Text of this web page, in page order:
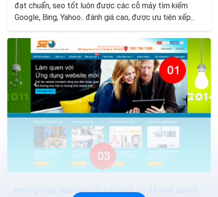
đạt chuẩn, seo tốt luôn được các cỗ máy tìm kiếm
Google, Bing, Yahoo.. đánh giá cao, được ưu tiên xếp...
Những điều website của bạn phải có để kinh doanh